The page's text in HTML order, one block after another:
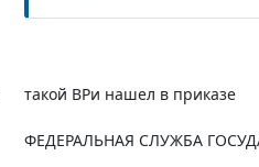
такой ВРи нашел в приказе
ФЕДЕРАЛЬНАЯ СЛУЖБА